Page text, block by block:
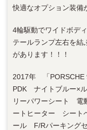
快適なオプション装備
4輪駆動でワイドボデ
テールランプ左右を結
があります！！！
2017年 「PORSCHE
PDK ナイトブルー×
リーパワーシート
ートヒーター シート
ール F/Rパーキング